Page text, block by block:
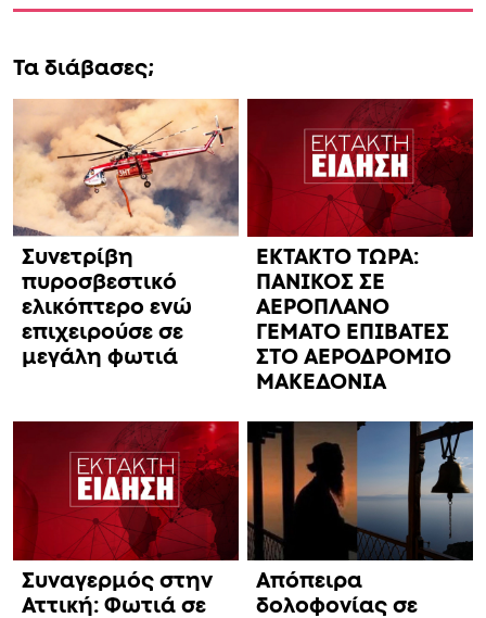
Τα διάβασες;
Συνετρίβη
πυροσβεστικό
ελικόπτερο ενώ
επιχειρούσε σε
μεγάλη φωτιά
ΕΚΤΑΚΤΟ ΤΩΡΑ:
ΠΑΝΙΚΟΣ ΣΕ
ΑΕΡΟΠΛΑΝΟ
ΓΕΜΑΤΟ ΕΠΙΒΑΤΕΣ
ΣΤΟ ΑΕΡΟΔΡΟΜΙΟ
ΜΑΚΕΔΟΝΙΑ
Συναγερμός στην
Αττική: Φωτιά σε
Απόπειρα
δολοφονίας σε